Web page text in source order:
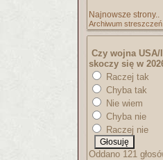
Najnowsze strony..
Archiwum streszczeń..
Czy wojna USA/
skoczy się w
Raczej tak
Chyba tak
Nie wiem
Chyba nie
Raczej nie
Oddano 121